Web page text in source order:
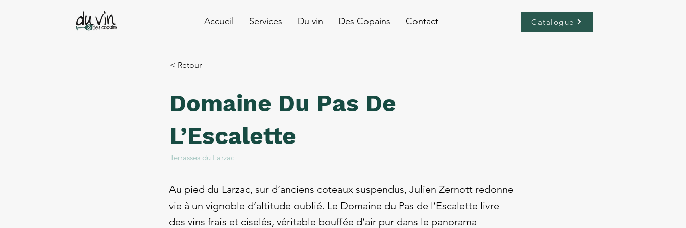
Accueil Services Du vin Des Copains Contact Catalogue
< Retour
Domaine Du Pas De
L’Escalette
Terrasses du Larzac
Au pied du Larzac, sur d’anciens coteaux suspendus, Julien Zernott redonne
vie à un vignoble d’altitude oublié. Le Domaine du Pas de l’Escalette livre
des vins frais et ciselés, véritable bouffée d’air pur dans le panorama